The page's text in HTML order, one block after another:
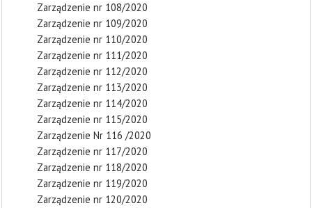
Zarządzenie nr 108/2020
Zarządzenie nr 109/2020
Zarządzenie nr 110/2020
Zarządzenie nr 111/2020
Zarządzenie nr 112/2020
Zarządzenie nr 113/2020
Zarządzenie nr 114/2020
Zarządzenie nr 115/2020
Zarządzenie Nr 116 /2020
Zarządzenie nr 117/2020
Zarządzenie nr 118/2020
Zarządzenie nr 119/2020
Zarządzenie nr 120/2020